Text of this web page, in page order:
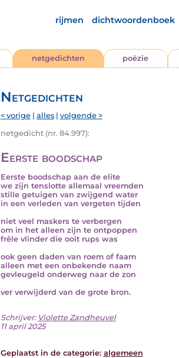
rijmen dichtwoordenboek
netgedichten poëzie
Netgedichten
< vorige| alles| volgende >
netgedicht (nr. 84.997):
Eerste boodschap
Eerste boodschap aan de elite
we zijn tenslotte allemaal vreemden
stille getuigen van zwijgend water
in een verleden van vergeten tijden
niet veel maskers te verbergen
om in het alleen zijn te ontpoppen
frêle vlinder die ooit rups was
ook geen daden van roem of faam
alleen met een onbekende naam
gevleugeld onderweg naar de zon
ver verwijderd van de grote bron.
Schrijver: Violette Zandheuvel
11 april 2025
Geplaatst in de categorie: algemeen